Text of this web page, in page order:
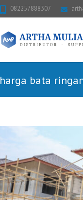
082257888307
harga bata